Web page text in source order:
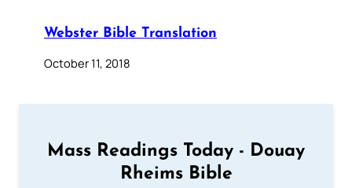
Webster Bible Translation
October 11, 2018
Mass Readings Today - Douay
Rheims Bible